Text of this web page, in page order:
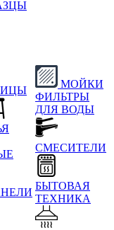
МОЙКИ
ФИЛЬТРЫ
ДЛЯ ВОДЫ
СМЕСИТЕЛИ
БЫТОВАЯ
ТЕХНИКА